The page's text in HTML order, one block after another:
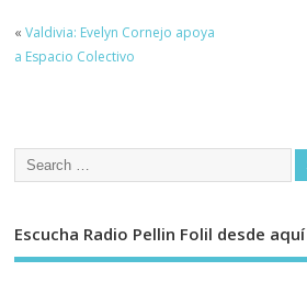
«Valdivia: Evelyn Cornejo apoya
a Espacio Colectivo
Escucha Radio Pellin Folil desde aquí